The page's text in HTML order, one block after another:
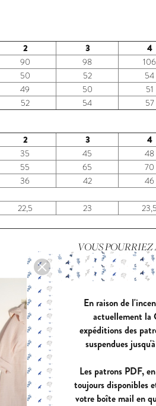
2 3 4
90 98 106
50 52 54
49 50 51
52 54 57
2 3 4
35 45 48
55 65 70
36 42 46
22,5 23 23,5
VOUS
En raison de
actuellement la
expéditions des
suspendues
Les patrons PDF,
toujours disponibles
votre boîte mail en